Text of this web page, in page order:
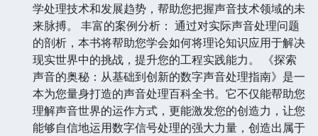
学处理技术和发展趋势，帮助您把握声音技术领域的未
来脉搏。 丰富的案例分析： 通过对实际声音处理问题
的剖析，本书将帮助您学会如何将理论知识应用于解决
现实世界中的挑战，提升您的工程实践能力。 《探索
声音的奥秘：从基础到创新的数字声音处理指南》是一
本为您量身打造的声音处理百科全书。它不仅能帮助您
理解声音世界的运作方式，更能激发您的创造力，让您
能够自信地运用数字信号处理的强大力量，创造出属于